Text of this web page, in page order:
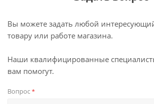
Вы можете задать любой
товару или работе магазина.
Наши квалифицированные
вам помогут.
Вопрос*